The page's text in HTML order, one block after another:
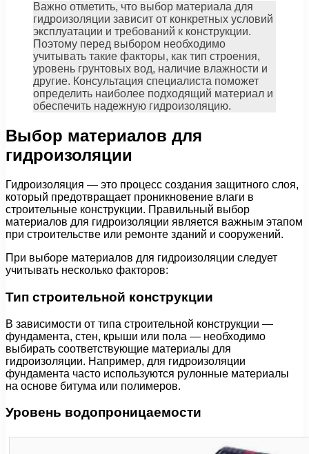
Важно отметить, что выбор материала для
гидроизоляции зависит от конкретных условий
эксплуатации и требований к конструкции.
Поэтому перед выбором необходимо
учитывать такие факторы, как тип строения,
уровень грунтовых вод, наличие влажности и
другие. Консультация специалиста поможет
определить наиболее подходящий материал и
обеспечить надежную гидроизоляцию.
Выбор материалов для
гидроизоляции
Гидроизоляция — это процесс создания защитного слоя,
который предотвращает проникновение влаги в
строительные конструкции. Правильный выбор
материалов для гидроизоляции является важным этапом
при строительстве или ремонте зданий и сооружений.
При выборе материалов для гидроизоляции следует
учитывать несколько факторов:
Тип строительной конструкции
В зависимости от типа строительной конструкции —
фундамента, стен, крыши или пола — необходимо
выбирать соответствующие материалы для
гидроизоляции. Например, для гидроизоляции
фундамента часто используются рулонные материалы
на основе битума или полимеров.
Уровень водопроницаемости